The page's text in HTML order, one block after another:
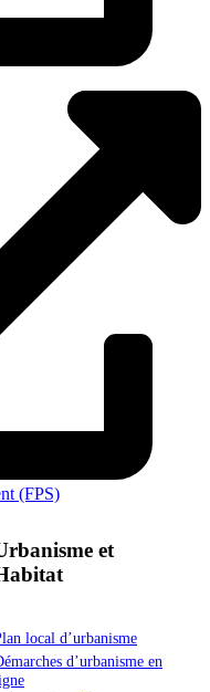
(FPS)
et
local d’urbanisme
d’urbanisme en